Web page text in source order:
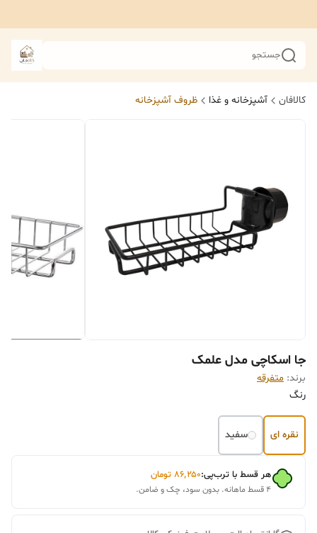
جستجو
کالافان آشپزخانه و غذا ظروف آشپزخانه
جا اسکاچی مدل علمک
برند: متفرقه
رنگ
نقره ای سفید
هر قسط با ترب‌پی:۸۶٬۲۵۰ تومان
۴ قسط ماهانه. بدون سود، چک و ضامن.